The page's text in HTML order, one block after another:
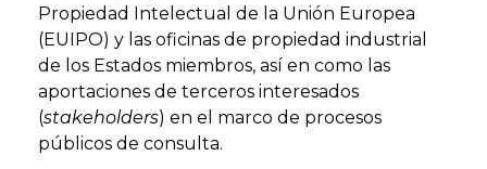
Propiedad Intelectual de la Unión Europea
(EUIPO) y las oficinas de propiedad industrial
de los Estados miembros, así en como las
aportaciones de terceros interesados
(stakeholders) en el marco de procesos
públicos de consulta.